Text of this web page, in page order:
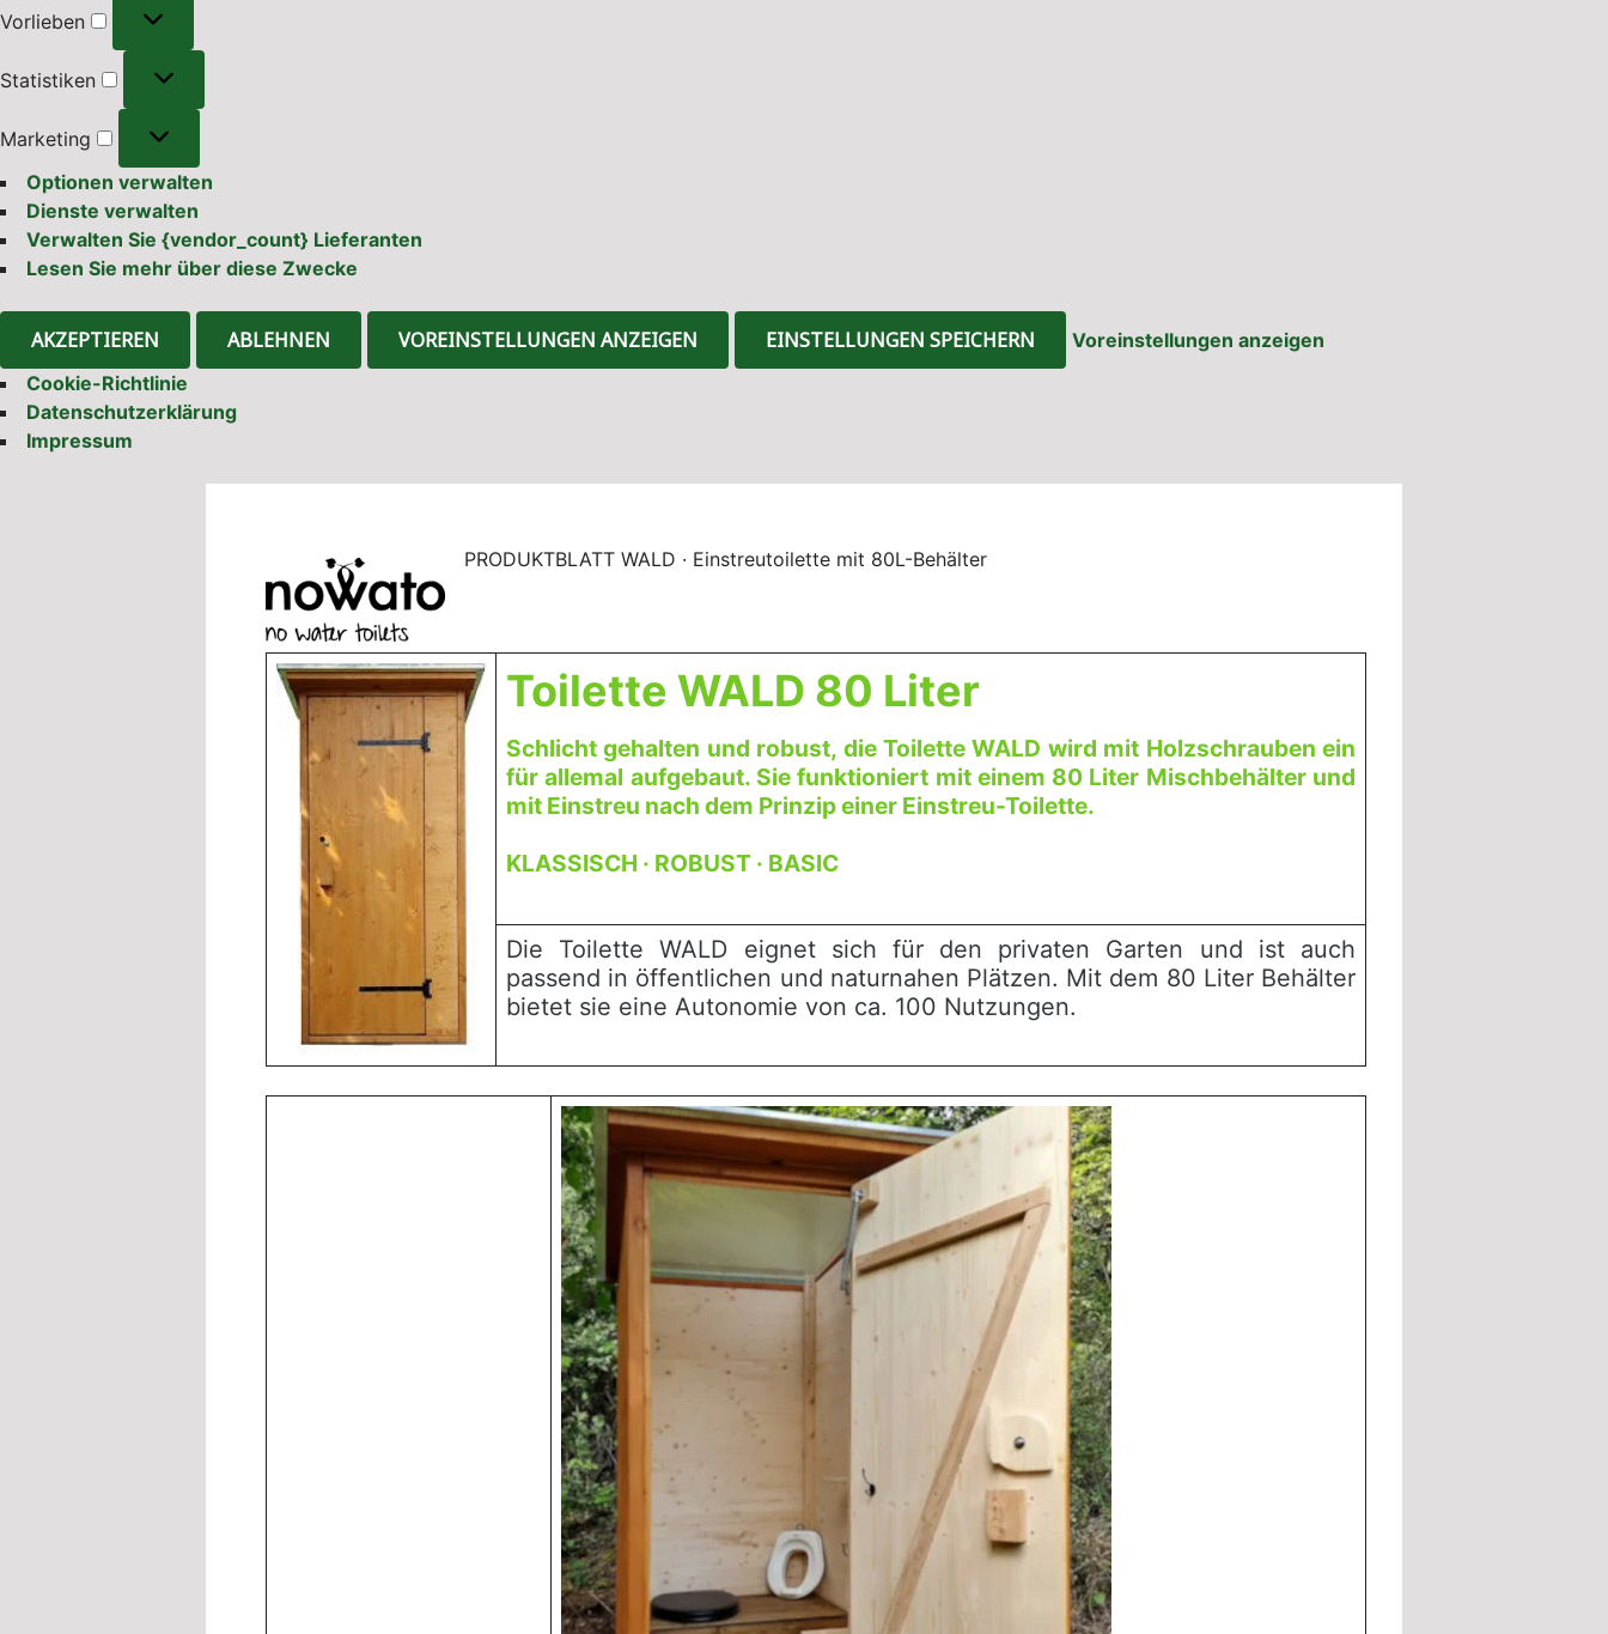
Vorlieben
Statistiken
Marketing
Optionen verwalten
Dienste verwalten
Verwalten Sie {vendor_count} Lieferanten
Lesen Sie mehr über diese Zwecke
AKZEPTIEREN ABLEHNEN VOREINSTELLUNGEN ANZEIGEN EINSTELLUNGEN SPEICHERN
Voreinstellungen anzeigen
Cookie-Richtlinie
Datenschutzerklärung
Impressum
PRODUKTBLATT WALD · Einstreutoilette mit 80L-Behälter
Toilette WALD 80 Liter
Schlicht gehalten und robust, die Toilette WALD wird mit Holzschrauben ein
für allemal aufgebaut. Sie funktioniert mit einem 80 Liter Mischbehälter und
mit Einstreu nach dem Prinzip einer Einstreu-Toilette.
KLASSISCH · ROBUST · BASIC
Die Toilette WALD eignet sich für den privaten Garten und ist auch
passend in öffentlichen und naturnahen Plätzen. Mit dem 80 Liter Behälter
bietet sie eine Autonomie von ca. 100 Nutzungen.